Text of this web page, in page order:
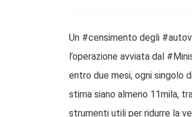
Un #censimento degli
l’operazione avviata dal
entro due mesi, ogni singolo
stima siano almeno 11mila,
strumenti utili per ridurre la